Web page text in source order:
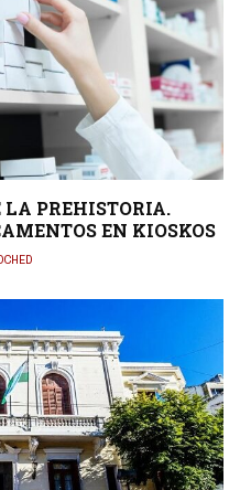
LA PREHISTORIA.
EN KIOSKOS